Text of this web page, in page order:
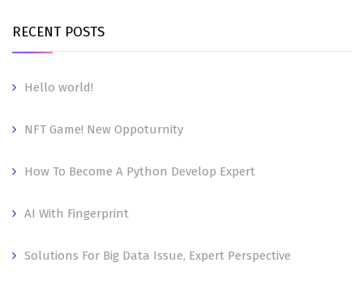
RECENT POSTS
Hello world!
NFT Game! New Oppoturnity
How To Become A Python Develop Expert
AI With Fingerprint
Solutions For Big Data Issue, Expert Perspective